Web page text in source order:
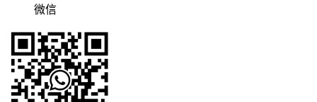
微信